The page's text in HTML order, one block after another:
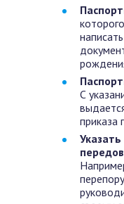
С
приказа